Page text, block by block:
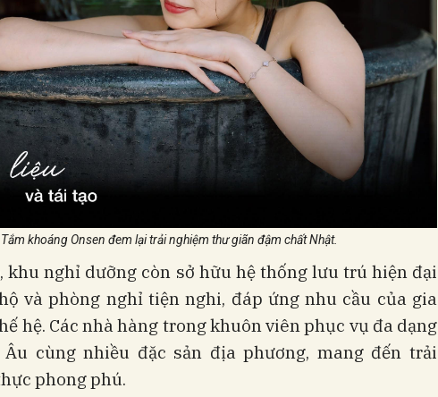
Tắm khoáng Onsen đem lại trải nghiệm thư giãn đậm chất Nhật.
khu nghỉ dưỡng còn sở hữu hệ thống lưu trú hiện đại
và phòng nghỉ tiện nghi, đáp ứng nhu cầu của gia
hệ. Các nhà hàng trong khuôn viên phục vụ đa dạng
cùng nhiều đặc sản địa phương, mang đến trải
phong phú.